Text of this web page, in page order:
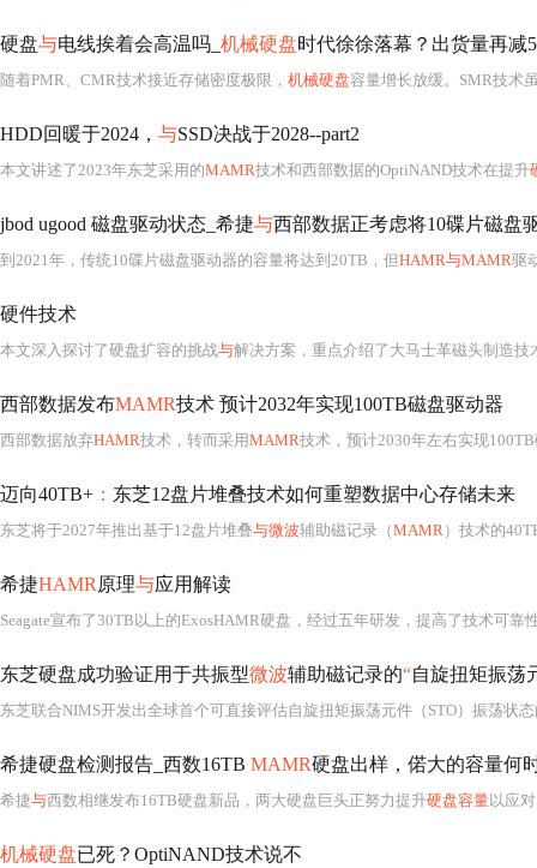
硬盘与电线挨着会高温吗_ 机械硬盘时代徐徐落幕？出货量再减50万
随着PMR、CMR技术接近存储密度极限， 机械硬盘容量增长放缓。SMR技术虽能
HDD回暖于2024， 与SSD决战于2028--part2
本文讲述了2023年东芝采用的MAMR技术和西部数据的OptiNAND技术在提升
jbod ugood 磁盘驱动状态_希捷与西部数据正考虑将10碟片磁盘
到2021年，传统10碟片磁盘驱动器的容量将达到20TB，但HAMR与MAMR驱动器的
硬件技术
本文深入探讨了硬盘扩容的挑战与解决方案，重点介绍了大马士革磁头制造技术和
西部数据发布MAMR技术 预计2032年实现100TB磁盘驱动器
西部数据放弃HAMR技术，转而采用MAMR技术，预计2030年左右实现
迈向40TB+ ： 东芝12盘片堆叠技术如何重塑数据中心存储未来
东芝将于2027年推出基于12盘片堆叠与微波辅助磁记录（MAMR）技术的40TB 3.5英
希捷HAMR 原理与应用解读
东芝硬盘成功验证用于共振型微波辅助磁记录的“自旋扭矩振荡
东芝联合NIMS开发出全球首个可直接评估自旋扭矩振荡元件（STO）振荡状
希捷硬盘检测报告_西数16TB MAMR硬盘出样，偌大的容量何
希捷与西数相继发布16TB硬盘新品，两大硬盘巨头正努力提升硬盘容量以应
机械硬盘已死？OptiNAND技术说不